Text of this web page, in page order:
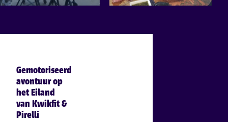
Gemotoriseerd
avontuur op
het Eiland
van Kwikfit &
Pirelli